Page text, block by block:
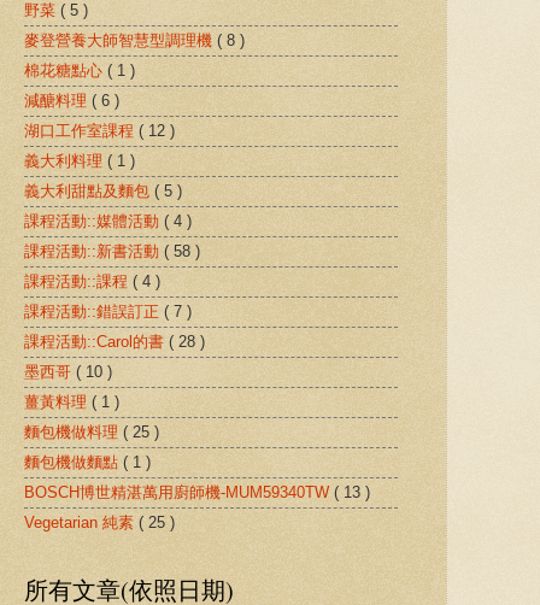
野菜 ( 5 )
麥登營養大師智慧型調理機 ( 8 )
棉花糖點心 ( 1 )
減醣料理 ( 6 )
湖口工作室課程 ( 12 )
義大利料理 ( 1 )
義大利甜點及麵包 ( 5 )
課程活動::媒體活動 ( 4 )
課程活動::新書活動 ( 58 )
課程活動::課程 ( 4 )
課程活動::錯誤訂正 ( 7 )
課程活動::Carol的書 ( 28 )
墨西哥 ( 10 )
薑黃料理 ( 1 )
麵包機做料理 ( 25 )
麵包機做麵點 ( 1 )
BOSCH博世精湛萬用廚師機-MUM59340TW ( 13 )
Vegetarian 純素 ( 25 )
所有文章(依照日期)